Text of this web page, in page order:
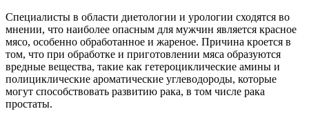
Специалисты в области диетологии и урологии сходятся во
мнении, что наиболее опасным для мужчин является красное
мясо, особенно обработанное и жареное. Причина кроется в
том, что при обработке и приготовлении мяса образуются
вредные вещества, такие как гетероциклические амины и
полициклические ароматические углеводороды, которые
могут способствовать развитию рака, в том числе рака
простаты.